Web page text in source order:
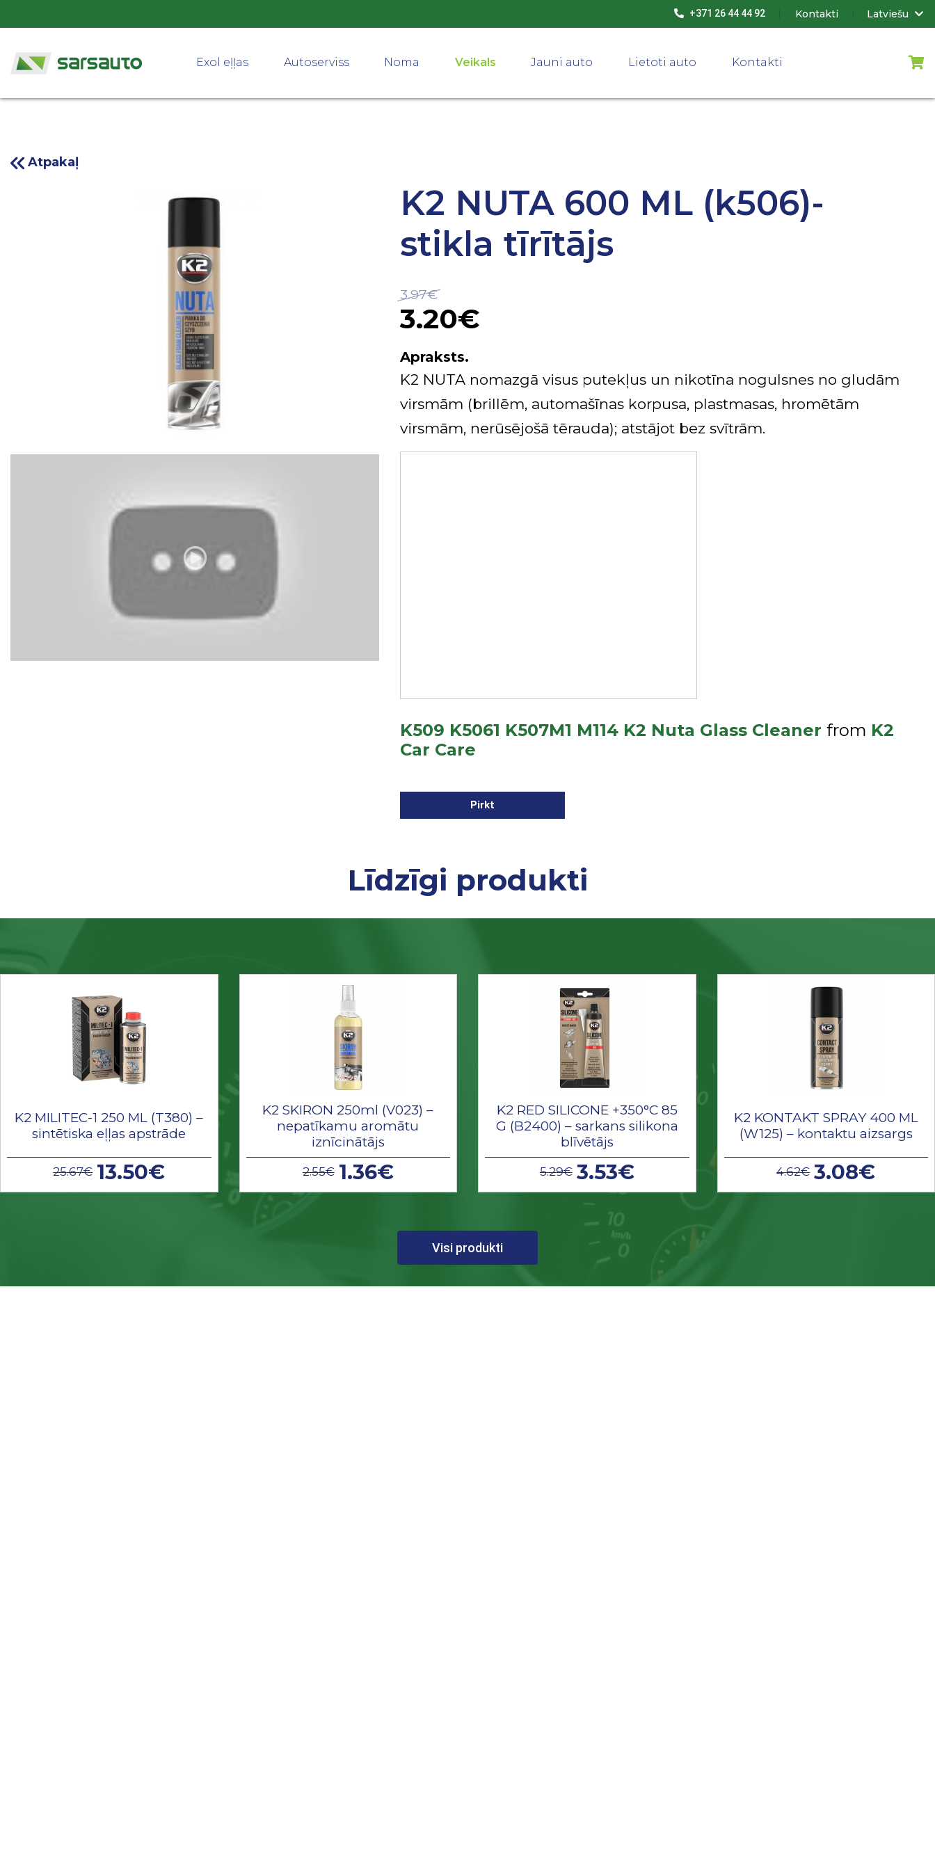
Exol eļļas Autoserviss Noma Veikals Jauni auto Lietoti auto Kontakti
Latviešu
Kontakti
+371 26 44 44 92
Atpakaļ
K2 NUTA 600 ML (k506)-
stikla tīrītājs
3.97€
3.20€
Apraksts.
K2 NUTA nomazgā visus putekļus un nikotīna nogulsnes no gludām
virsmām (brillēm, automašīnas korpusa, plastmasas, hromētām
virsmām, nerūsējošā tērauda); atstājot bez svītrām.
K509 K5061 K507M1 M114 K2 Nuta Glass Cleaner from K2
Car Care
Pirkt
Līdzīgi produkti
K2 MILITEC-1 250 ML (T380) –
sintētiska eļļas apstrāde
25.67€ 13.50€
K2 SKIRON 250ml (V023) –
nepatīkamu aromātu
iznīcinātājs
2.55€ 1.36€
K2 RED SILICONE +350°C 85
G (B2400) – sarkans silikona
blīvētājs
5.29€ 3.53€
K2 KONTAKT SPRAY 400 ML
(W125) – kontaktu aizsargs
4.62€ 3.08€
Visi produkti